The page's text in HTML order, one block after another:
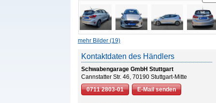
mehr Bilder (19)
Kontaktdaten des Händlers
Schwabengarage GmbH Stuttgart
Cannstatter Str. 46, 70190 Stuttgart-Mitte
0711 2803-01
E-Mail senden